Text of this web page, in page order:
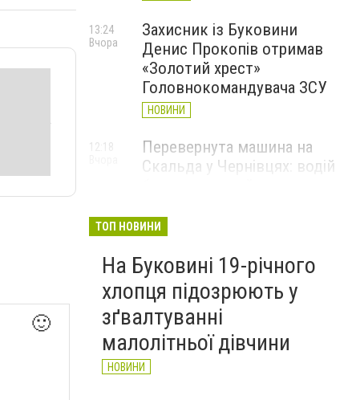
🙂
Захисник із Буковини
Денис Прокопів отримав
«Золотий хрест»
Головнокомандувача ЗСУ
НОВИНИ
13:24
Вчора
Перевернута машина на
Скальда у Чернівцях: водій
12:18
зафіксували новий
історичний температурний
максимум
НОВИНИ
Вчора
ТОП НОВИНИ
На Буковині 19-річного
хлопця підозрюють у
зґвалтуванні
малолітньої дівчини
НОВИНИ